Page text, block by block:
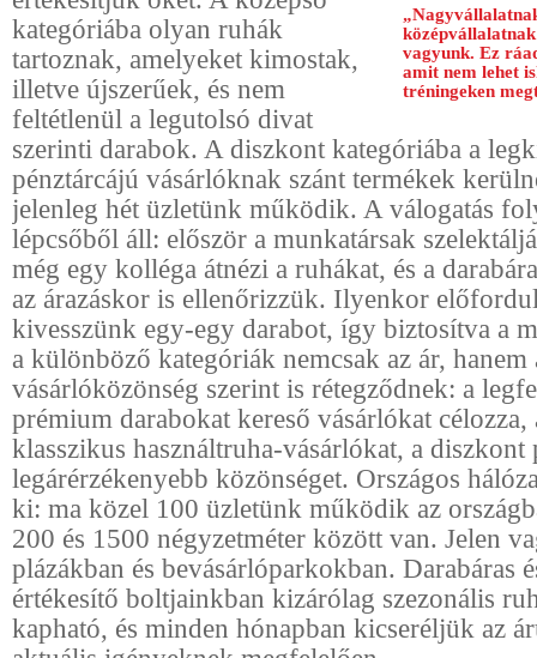
vagyunk. Ez
amit nem lehet
tréningeken
kategóriába olyan ruhák
tartoznak, amelyeket kimostak,
illetve újszerűek, és nem
feltétlenül a legutolsó divat
szerinti darabok. A diszkont kategóriába a
pénztárcájú vásárlóknak szánt termékek
jelenleg hét üzletünk működik. A válogatás
lépcsőből áll: először a munkatársak
még egy kolléga átnézi a ruhákat, és a
az árazáskor is ellenőrizzük. Ilyenkor
kivesszünk egy-egy darabot, így biztosítva a
a különböző kategóriák nemcsak az ár, hanem
vásárlóközönség szerint is rétegződnek: a
prémium darabokat kereső vásárlókat célozza,
klasszikus használtruha-vásárlókat, a diszkont
legárérzékenyebb közönséget. Országos
ki: ma közel 100 üzletünk működik az
200 és 1500 négyzetméter között van. Jelen
plázákban és bevásárlóparkokban. Darabáras
értékesítő boltjainkban kizárólag szezonális
kapható, és minden hónapban kicseréljük az